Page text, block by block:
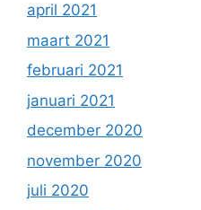
april 2021
maart 2021
februari 2021
januari 2021
december 2020
november 2020
juli 2020